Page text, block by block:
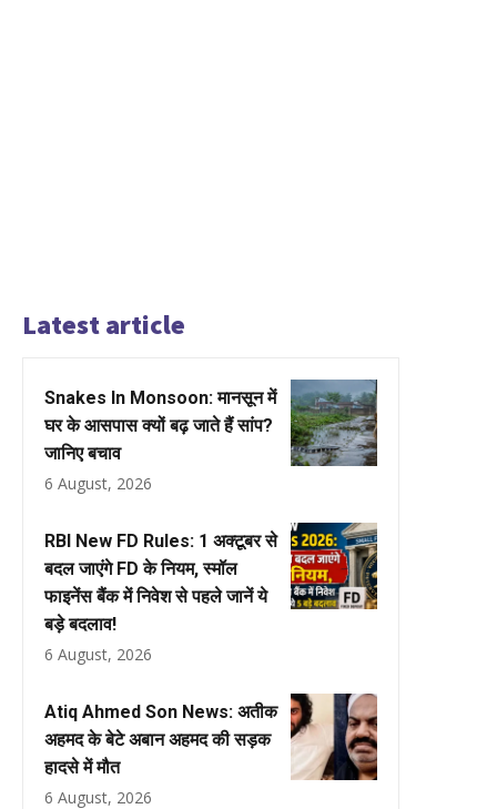
Latest article
Snakes In Monsoon: मानसून में
घर के आसपास क्यों बढ़ जाते हैं सांप?
जानिए बचाव
6 August, 2026
RBI New FD Rules: 1 अक्टूबर से
बदल जाएंगे FD के नियम, स्मॉल
फाइनेंस बैंक में निवेश से पहले जानें ये
बड़े बदलाव!
6 August, 2026
Atiq Ahmed Son News: अतीक
अहमद के बेटे अबान अहमद की सड़क
हादसे में मौत
6 August, 2026